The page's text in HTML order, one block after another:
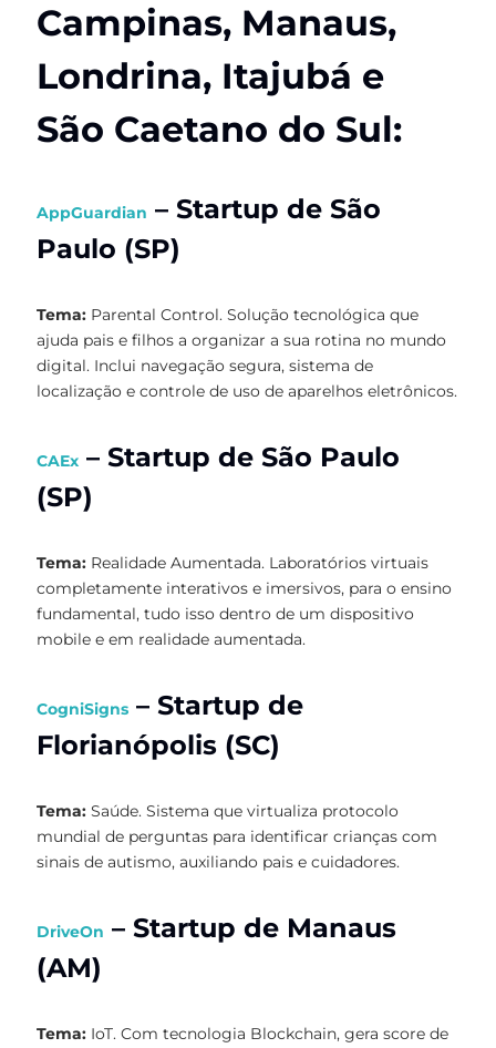
Campinas, Manaus,
Londrina, Itajubá e
São Caetano do Sul:
AppGuardian – Startup de São
Paulo (SP)
Tema: Parental Control. Solução tecnológica que
ajuda pais e filhos a organizar a sua rotina no mundo
digital. Inclui navegação segura, sistema de
localização e controle de uso de aparelhos eletrônicos.
CAEx – Startup de São Paulo
(SP)
Tema: Realidade Aumentada. Laboratórios virtuais
completamente interativos e imersivos, para o ensino
fundamental, tudo isso dentro de um dispositivo
mobile e em realidade aumentada.
CogniSigns – Startup de
Florianópolis (SC)
Tema: Saúde. Sistema que virtualiza protocolo
mundial de perguntas para identificar crianças com
sinais de autismo, auxiliando pais e cuidadores.
DriveOn – Startup de Manaus
(AM)
Tema: IoT. Com tecnologia Blockchain, gera score de